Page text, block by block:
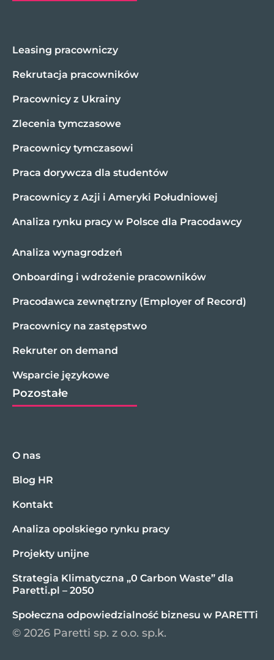
Leasing pracowniczy
Rekrutacja pracowników
Pracownicy z Ukrainy
Zlecenia tymczasowe
Pracownicy tymczasowi
Praca dorywcza dla studentów
Pracownicy z Azji i Ameryki Południowej
Analiza rynku pracy w Polsce dla Pracodawcy
Analiza wynagrodzeń
Onboarding i wdrożenie pracowników
Pracodawca zewnętrzny (Employer of Record)
Pracownicy na zastępstwo
Rekruter on demand
Wsparcie językowe
Pozostałe
O nas
Blog HR
Kontakt
Analiza opolskiego rynku pracy
Projekty unijne
Strategia Klimatyczna „0 Carbon Waste” dla
Paretti.pl – 2050
Społeczna odpowiedzialność biznesu w PARETTi
© 2026 Paretti sp. z o.o. sp.k.